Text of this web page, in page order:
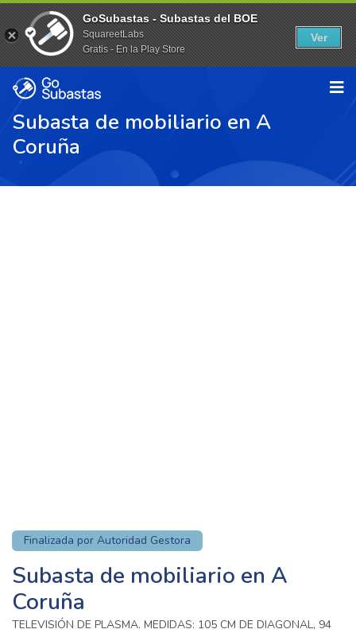
Subasta de mobiliario en A
Coruña
Finalizada por Autoridad Gestora
Subasta de mobiliario en A
Coruña
TELEVISIÓN DE PLASMA. MEDIDAS: 105 CM DE DIAGONAL, 94
GoSubastas - Subastas del BOE
SquareetLabs
Gratis - En la Play Store
Ver